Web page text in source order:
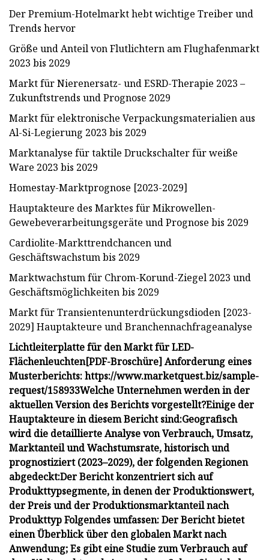
Der Premium-Hotelmarkt hebt wichtige Treiber und
Trends hervor
Größe und Anteil von Flutlichtern am Flughafenmarkt
2023 bis 2029
Markt für Nierenersatz- und ESRD-Therapie 2023 –
Zukunftstrends und Prognose 2029
Markt für elektronische Verpackungsmaterialien aus
Al-Si-Legierung 2023 bis 2029
Marktanalyse für taktile Druckschalter für weiße
Ware 2023 bis 2029
Homestay-Marktprognose [2023-2029]
Hauptakteure des Marktes für Mikrowellen-
Gewebeverarbeitungsgeräte und Prognose bis 2029
Cardiolite-Markttrendchancen und
Geschäftswachstum bis 2029
Marktwachstum für Chrom-Korund-Ziegel 2023 und
Geschäftsmöglichkeiten bis 2029
Markt für Transientenunterdrückungsdioden [2023-
2029] Hauptakteure und Branchennachfrageanalyse
Lichtleiterplatte für den Markt für LED-
Flächenleuchten[PDF-Broschüre] Anforderung eines
Musterberichts: https://www.marketquest.biz/sample-
request/158933Welche Unternehmen werden in der
aktuellen Version des Berichts vorgestellt?Einige der
Hauptakteure in diesem Bericht sind:Geografisch
wird die detaillierte Analyse von Verbrauch, Umsatz,
Marktanteil und Wachstumsrate, historisch und
prognostiziert (2023–2029), der folgenden Regionen
abgedeckt:Der Bericht konzentriert sich auf
Produkttypsegmente, in denen der Produktionswert,
der Preis und der Produktionsmarktanteil nach
Produkttyp Folgendes umfassen:Der Bericht bietet
einen Überblick über den globalen Markt nach
Anwendung; Es gibt eine Studie zum Verbrauch auf